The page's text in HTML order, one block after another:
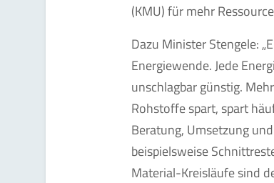
(KMU) für mehr
Dazu Minister Stengele:
Energiewende. Jede
unschlagbar günstig.
Rohstoffe spart, spart
Beratung, Umsetzung
beispielsweise
Material-Kreisläufe sind